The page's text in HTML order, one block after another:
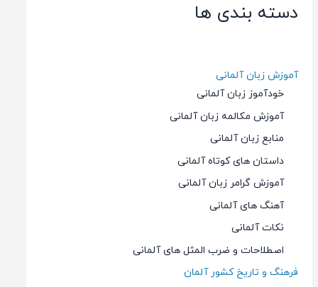
دسته بندی ها
آموزش زبان آلمانی
خودآموز زبان آلمانی
آموزش مکالمه زبان آلمانی
منابع زبان آلمانی
داستان های کوتاه آلمانی
آموزش گرامر زبان آلمانی
آهنگ های آلمانی
نکات آلمانی
اصطلاحات و ضرب المثل های آلمانی
فرهنگ و تاریخ کشور آلمان
Experience